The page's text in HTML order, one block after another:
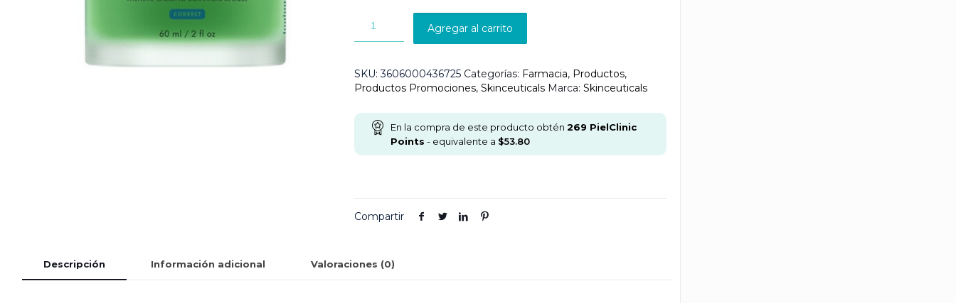
Agregar al carrito
SKU:3606000436725 Categorías: Farmacia, Productos,
Productos Promociones, Skinceuticals Marca: Skinceuticals
En la compra de este producto obtén 269 PielClinic
Points - equivalente a $53.80
Compartir
Descripción Información adicional Valoraciones (0)